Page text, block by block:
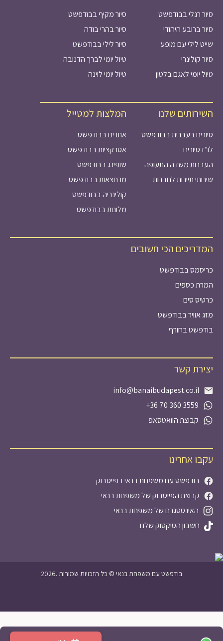
סיור רגלי בבודפשט
סיור מקיף בבודפשט
סיור ברובע היהודי
סיור בהרי בודה
שייט לילי עם מופע
סיור לילי בבודפשט
סיור קולינרי
טיול יומי לברך הדנובה
טיול יומי לאגם בלטון
טיול יומי לוינה
השירותים שלנו
סיורים בעברית בבודפשט
לו”ז סיורים
העברות משדה התעופה
שירותי תיירות לחברות
המלצות למטייל
אתרים בבודפשט
אטרקציות בבודפשט
שופינג בבודפשט
מרחצאות בבודפשט
קולינריה בבודפשט
מלונות בבודפשט
המדריכים הכי חשובים
כריסמס בבודפשט
המרת כספים
כרטיס סים
מזג אוויר בבודפשט
בודפשט בחורף
יצירת קשר
info@banaibudapest.co.il
+36 70 360 3559
קבוצת הוואטסאפ
עקבו אחרינו
בודפשט עם משפחת בנאי בפייסבוק
קבוצת הפייסבוק של משפחת בנאי
האינסטגרם של משפחת בנאי
חשבון הטיקטוק שלנו
2026. בודפשט עם משפחת בנאי © כל הזכויות שמורות